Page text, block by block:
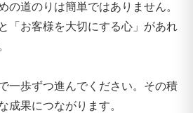
の道のりは簡単ではありません。
「お客様を大切にする心」があれ
一歩ずつ進んでください。その積
成果につながります。